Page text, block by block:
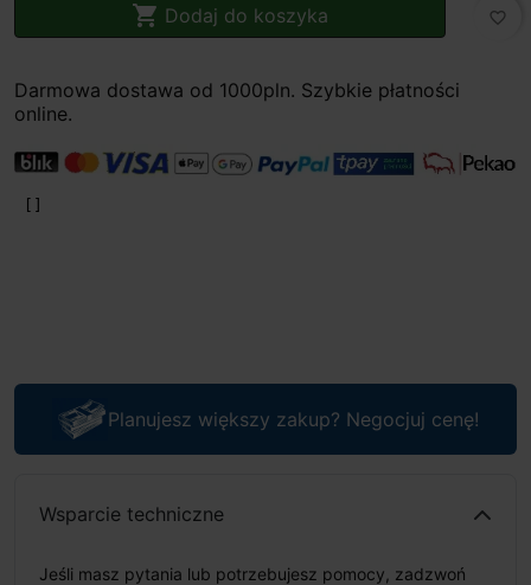
 Dodaj do koszyka favorite_border
Darmowa dostawa od 1000pln. Szybkie płatności
online.
Planujesz większy zakup? Negocjuj cenę!
Wsparcie techniczne
Jeśli masz pytania lub potrzebujesz pomocy, zadzwoń